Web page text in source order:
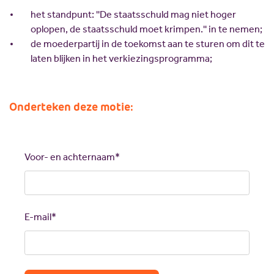
het standpunt: ''De staatsschuld mag niet hoger
oplopen, de staatsschuld moet krimpen.'' in te nemen;
de moederpartij in de toekomst aan te sturen om dit te
laten blijken in het verkiezingsprogramma;
Onderteken deze motie:
backVoor- en achternaam*
E-mail*